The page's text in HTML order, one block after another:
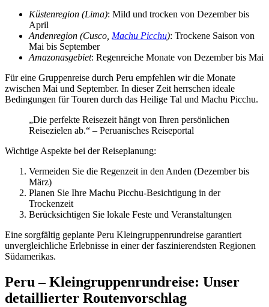
Küstenregion (Lima): Mild und trocken von Dezember bis
April
Andenregion (Cusco, Machu Picchu): Trockene Saison von
Mai bis September
Amazonasgebiet: Regenreiche Monate von Dezember bis Mai
Für eine Gruppenreise durch Peru empfehlen wir die Monate
zwischen Mai und September. In dieser Zeit herrschen ideale
Bedingungen für Touren durch das Heilige Tal und Machu Picchu.
„Die perfekte Reisezeit hängt von Ihren persönlichen
Reisezielen ab.“ – Peruanisches Reiseportal
Wichtige Aspekte bei der Reiseplanung:
Vermeiden Sie die Regenzeit in den Anden (Dezember bis
März)
Planen Sie Ihre Machu Picchu-Besichtigung in der
Trockenzeit
Berücksichtigen Sie lokale Feste und Veranstaltungen
Eine sorgfältig geplante Peru Kleingruppenrundreise garantiert
unvergleichliche Erlebnisse in einer der faszinierendsten Regionen
Südamerikas.
Peru – Kleingruppenrundreise: Unser
detaillierter Routenvorschlag